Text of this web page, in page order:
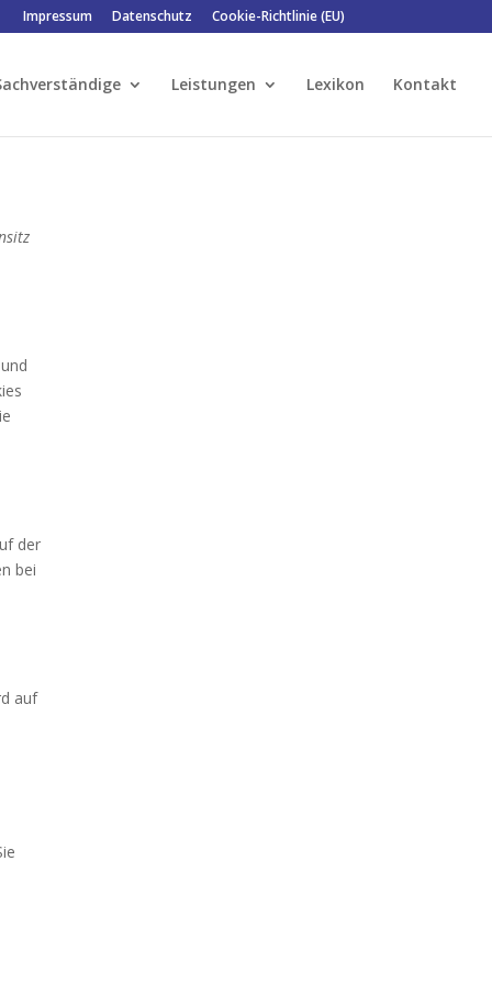
Impressum Datenschutz Cookie-Richtlinie (EU)
Leistungen Lexikon Kontakt
der
bei
auf